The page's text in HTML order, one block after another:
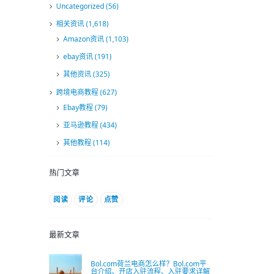
Uncategorized(56)
相关资讯(1,618)
Amazon资讯(1,103)
ebay资讯(191)
其他资讯(325)
跨境电商教程(627)
Ebay教程(79)
亚马逊教程(434)
其他教程(114)
热门文章
阅读 评论 点赞
最新文章
Bol.com荷兰电商怎么样？Bol.com平
台介绍、开店入驻流程、入驻要求详解